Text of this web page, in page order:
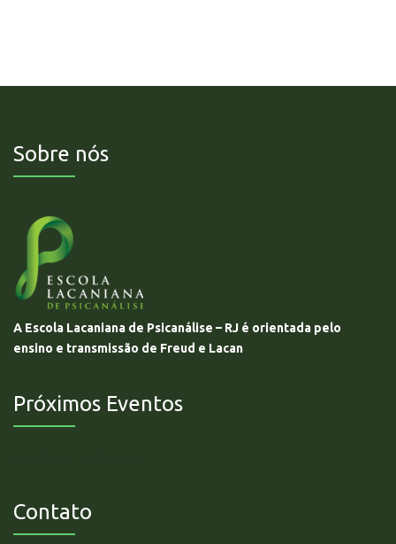
Sobre nós
A Escola Lacaniana de Psicanálise – RJ é orientada pelo
ensino e transmissão de Freud e Lacan
Próximos Eventos
Contato